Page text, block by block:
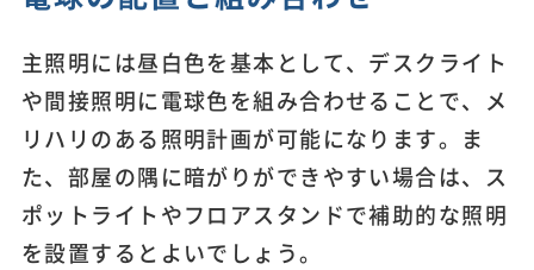
主照明には昼白色を基本として、デスクライト
や間接照明に電球色を組み合わせることで、メ
リハリのある照明計画が可能になります。ま
た、部屋の隅に暗がりができやすい場合は、ス
ポットライトやフロアスタンドで補助的な照明
を設置するとよいでしょう。